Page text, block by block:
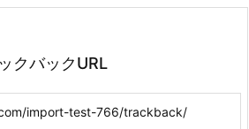
クバックURL